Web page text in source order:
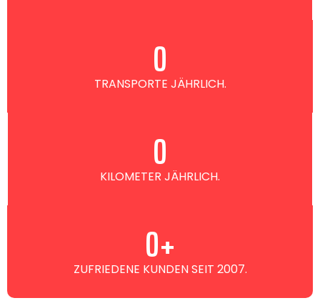
TRANSPORTE JÄHRLICH.
0
KILOMETER JÄHRLICH.
0
ZUFRIEDENE KUNDEN SEIT 2007.
0+